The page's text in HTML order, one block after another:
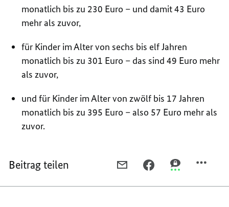
monatlich bis zu 230 Euro – und damit 43 Euro
mehr als zuvor,
für Kinder im Alter von sechs bis elf Jahren
monatlich bis zu 301 Euro – das sind 49 Euro mehr
als zuvor,
und für Kinder im Alter von zwölf bis 17 Jahren
monatlich bis zu 395 Euro – also 57 Euro mehr als
zuvor.
Beitrag teilen
MAIL
TEILEN, TEILEN,